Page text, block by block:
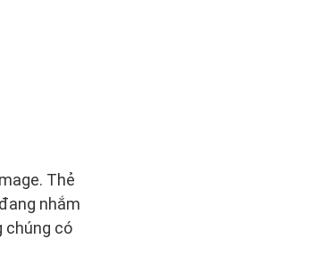
Thẻ
nhắm
chúng có